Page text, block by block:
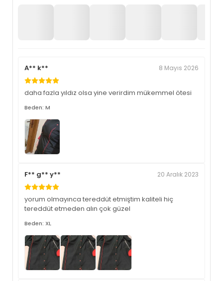
A** k** 8 Mayıs 2026
daha fazla yıldız olsa yine verirdim mükemmel ötesi
Beden: M
F** g** y** 20 Aralık 2023
yorum olmayınca tereddüt etmiştim kaliteli hiç
tereddüt etmeden alın çok güzel
Beden: XL